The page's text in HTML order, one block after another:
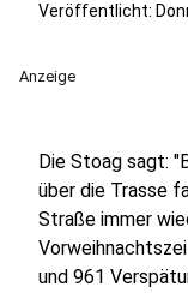
Veröffentlicht:
Anzeige
Die Stoag sagt:
über die Trasse
Straße immer
und 961